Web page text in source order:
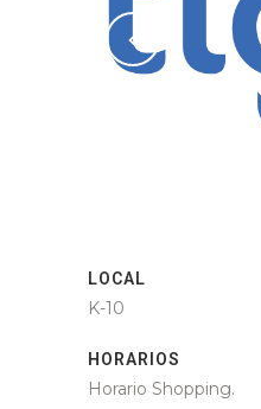
LOCAL
K-10
HORARIOS
Horario Shopping.